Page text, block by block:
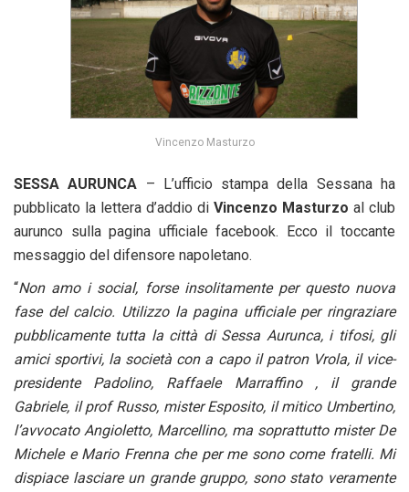
Vincenzo Masturzo
SESSA AURUNCA – L’ufficio stampa della Sessana ha
pubblicato la lettera d’addio di Vincenzo Masturzo al club
aurunco sulla pagina ufficiale facebook. Ecco il toccante
messaggio del difensore napoletano.
“Non amo i social, forse insolitamente per questo nuova
fase del calcio. Utilizzo la pagina ufficiale per ringraziare
pubblicamente tutta la città di Sessa Aurunca, i tifosi, gli
amici sportivi, la società con a capo il patron Vrola, il vice-
presidente Padolino, Raffaele Marraffino , il grande
Gabriele, il prof Russo, mister Esposito, il mitico Umbertino,
l’avvocato Angioletto, Marcellino, ma soprattutto mister De
Michele e Mario Frenna che per me sono come fratelli. Mi
dispiace lasciare un grande gruppo, sono stato veramente